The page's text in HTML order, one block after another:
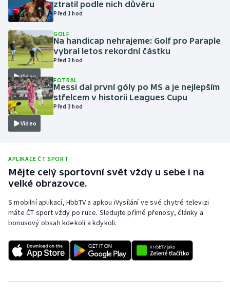
Motorsport
Olympijské hry
Parasport
Plavání
Ragby
Rychlobruslení
Rychlostní kanoistika
Short track
ztratil podle nich důvěru
Před 1 hod
Video
GOLF
Na handicap nehrajeme: Golf pro Paraple
vybral letos rekordní částku
Před 3 hod
Video
FOTBAL
Messi dal první góly po MS a je nejlepším
střelcem v historii Leagues Cupu
Před 3 hod
APLIKACE ČT SPORT
Mějte celý sportovní svět vždy u sebe i na
velké obrazovce.
S mobilní aplikací, HbbTV a apkou iVysílání ve své chytré televizi
máte ČT sport vždy po ruce. Sledujte přímé přenosy, články a
bonusový obsah kdekoli a kdykoli.